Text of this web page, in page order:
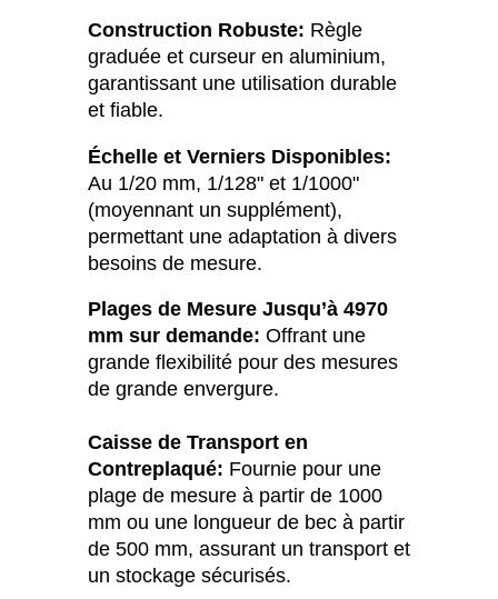
Construction Robuste: Règle
graduée et curseur en aluminium,
garantissant une utilisation durable
et fiable.
Échelle et Verniers Disponibles:
Au 1/20 mm, 1/128ʺ et 1/1000ʺ
(moyennant un supplément),
permettant une adaptation à divers
besoins de mesure.
Plages de Mesure Jusqu’à 4970
mm sur demande: Offrant une
grande flexibilité pour des mesures
de grande envergure.
Caisse de Transport en
Contreplaqué: Fournie pour une
plage de mesure à partir de 1000
mm ou une longueur de bec à partir
de 500 mm, assurant un transport et
un stockage sécurisés.